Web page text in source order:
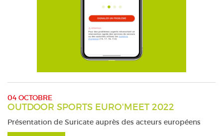
04 OCTOBRE
OUTDOOR SPORTS EURO'MEET 2022
Présentation de Suricate auprès des acteurs européens